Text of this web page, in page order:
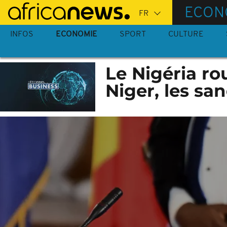
Passer
au
contenu
INFOS ECONOMIE SPORT CULTURE
Le Nigéria
Niger, les